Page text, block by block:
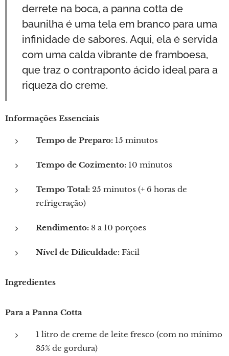
derrete na boca, a panna cotta de
baunilha é uma tela em branco para uma
infinidade de sabores. Aqui, ela é servida
com uma calda vibrante de framboesa,
que traz o contraponto ácido ideal para a
riqueza do creme.
Informações Essenciais
Tempo de Preparo: 15 minutos
Tempo de Cozimento: 10 minutos
Tempo Total: 25 minutos (+ 6 horas de
refrigeração)
Rendimento: 8 a 10 porções
Nível de Dificuldade: Fácil
Ingredientes
Para a Panna Cotta
1 litro de creme de leite fresco (com no mínimo
35% de gordura)